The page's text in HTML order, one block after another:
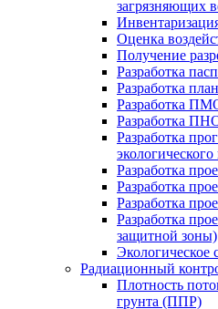
загрязняющих
Оценка
Получение
Разработка
Разработка
Разработка
Разработка
Разработка
Разработка
Разработка
Разработка
Разработка
защитной зоны)
Экологическое
Радиационный
Плотность
грунта (ППР)